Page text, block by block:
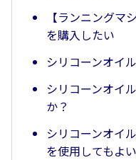
【ランニングマ
を購入したい
シリコーンオイ
シリコーンオイ
か？
シリコーンオイ
を使用してもよ